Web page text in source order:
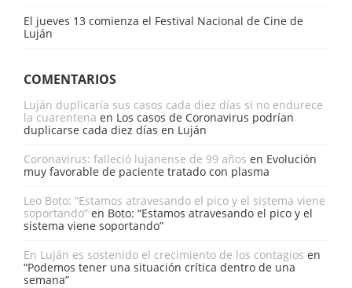
El jueves 13 comienza el Festival Nacional de Cine de
Luján
COMENTARIOS
Luján duplicaría sus casos cada diez días si no endurece
la cuarentena en Los casos de Coronavirus podrían
duplicarse cada diez días en Luján
Coronavirus: falleció lujanense de 99 años en Evolución
muy favorable de paciente tratado con plasma
Leo Boto: “Estamos atravesando el pico y el sistema viene
soportando” en Boto: “Estamos atravesando el pico y el
sistema viene soportando”
En Luján es sostenido el crecimiento de los contagios en
“Podemos tener una situación crítica dentro de una
semana”